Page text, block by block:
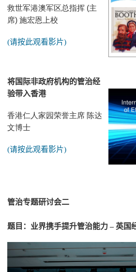
救世军港澳军区总指挥 (主
席) 施宏恩上校
(请按此观看影片)
将国际非政府机构的管治经
验带入香港
香港仁人家园荣誉主席 陈达
文博士
(请按此观看影片)
管治专题研讨会二
题目：业界携手提升管治能力 – 英国